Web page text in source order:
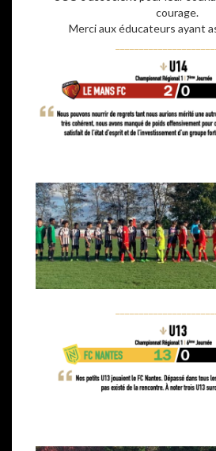
courage.
Merci aux éducateurs ayant